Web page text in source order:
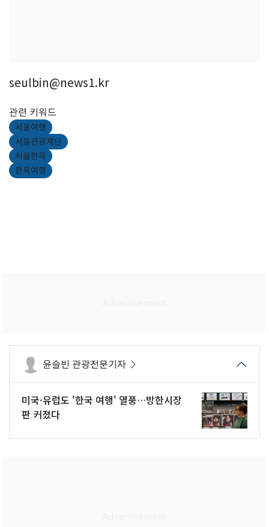
seulbin@news1.kr
관련 키워드
서울여행
서울관광재단
서울한옥
한옥여행
윤슬빈 관광전문기자
미국·유럽도 '한국 여행' 열풍…방한시장
판 커졌다